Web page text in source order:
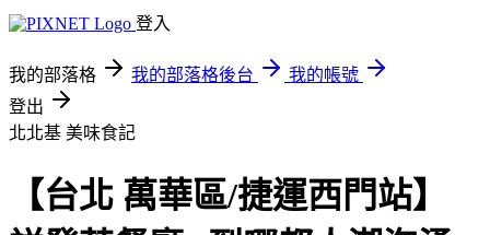
登入
我的部落格 我的部落格後台
我的帳號
登出
北北基 美味食記
【台北 萬華區/捷運西門站】